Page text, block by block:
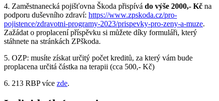
4. Zaměstnanecká pojišťovna Škoda přispívá do výše 2000,- Kč na
podporu duševního zdraví: https://www.zpskoda.cz/pro-
pojistence/zdravotni-programy-2023/prispevky-pro-zeny-a-muze.
Zažádat o proplacení příspěvku si můžete díky formuláři, který
stáhnete na stránkách ZPškoda.
5. OZP: musíte získat určitý počet kreditů, za který vám bude
proplacena určitá částka na terapii (cca 500,- Kč)
6. 213 RBP více zde.